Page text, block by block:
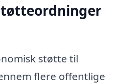
støtte til
flere offentlige